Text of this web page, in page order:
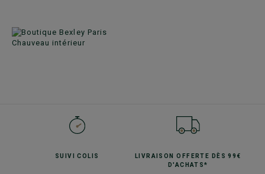
SUIVICOLIS LIVRAISON OFFERTE
DÈS 99€
D'ACHATS*